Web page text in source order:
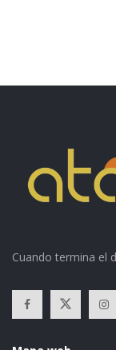
Cuando termina el